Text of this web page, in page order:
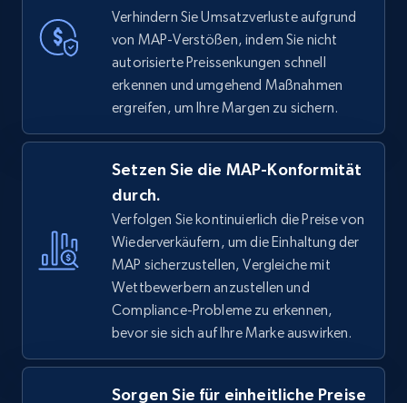
Verhindern Sie Umsatzverluste aufgrund
von MAP-Verstößen, indem Sie nicht
autorisierte Preissenkungen schnell
erkennen und umgehend Maßnahmen
ergreifen, um Ihre Margen zu sichern.
Setzen Sie die MAP-Konformität
durch.
Verfolgen Sie kontinuierlich die Preise von
Wiederverkäufern, um die Einhaltung der
MAP sicherzustellen, Vergleiche mit
Wettbewerbern anzustellen und
Compliance-Probleme zu erkennen,
bevor sie sich auf Ihre Marke auswirken.
Sorgen Sie für einheitliche Preise